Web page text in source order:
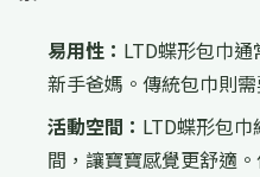
易用性： LTD蝶形包巾
新手爸媽。傳統包巾則
活動空間： LTD蝶形包
間，讓寶寶感覺更舒適